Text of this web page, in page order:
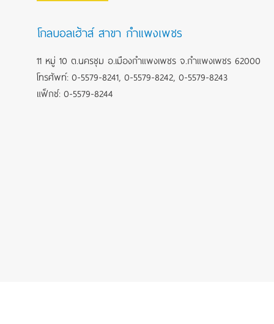
โกลบอลเฮ้าส์ สาขา กำแพงเพชร
11 หมู่ 10 ต.นครชุม อ.เมืองกำแพงเพชร จ.กำแพงเพชร 62000
โทรศัพท์: 0-5579-8241, 0-5579-8242, 0-5579-8243
แฟ็กซ์: 0-5579-8244